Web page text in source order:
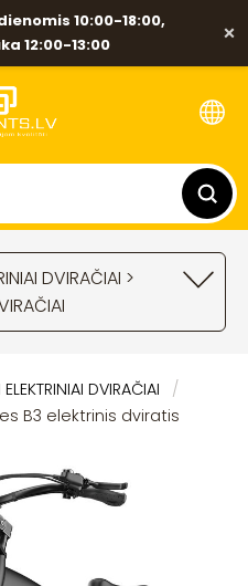
10:00-18:00,
12:00-13:00
×
DVIRAČIAI >
DVIRAČIAI
B3 elektrinis dviratis